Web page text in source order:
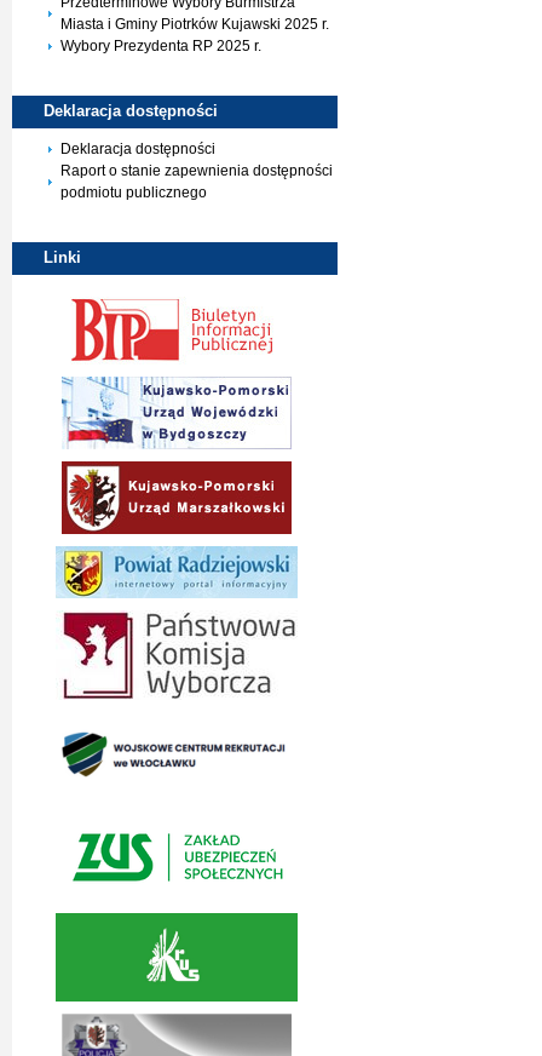
Miasta i Gminy Piotrków Kujawski 2025 r.
Wybory Prezydenta RP 2025 r.
Deklaracja dostępności
Deklaracja dostępności
Raport o stanie zapewnienia dostępności
podmiotu publicznego
Linki